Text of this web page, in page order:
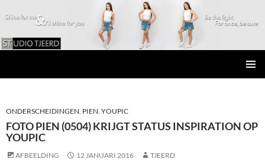
INHOUD
ONDERSCHEIDINGEN, PIEN, YOUPIC
FOTO PIEN (0504) KRIJGT STATUS INSPIRATION OP
YOUPIC
AFBEELDING 12 JANUARI 2016 TJEERD